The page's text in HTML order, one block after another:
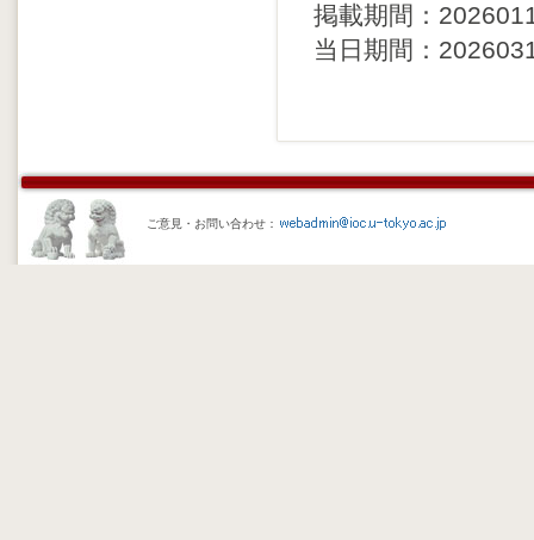
掲載期間：
当日期間：
ご意見・お問い合わせ：